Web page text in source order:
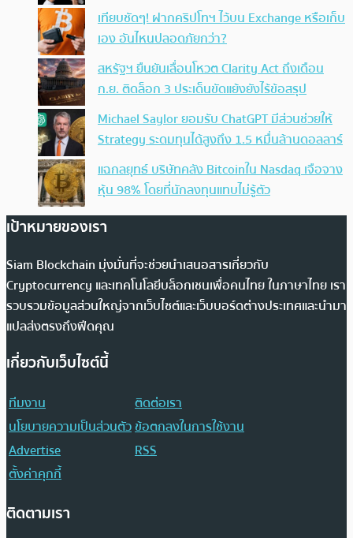
เทียบชัดๆ! ฝากคริปโทฯ ไว้บน Exchange หรือเก็บ
เอง อันไหนปลอดภัยกว่า?
สหรัฐฯ ยืนยันเลื่อนโหวต Clarity Act ถึงเดือน
ก.ย. ติดล็อก 3 ประเด็นขัดแย้งยังไร้ข้อสรุป
Michael Saylor ยอมรับ ChatGPT มีส่วนช่วยให้
Strategy ระดมทุนได้สูงถึง 1.5 หมื่นล้านดอลลาร์
แฉกลยุทธ์ บริษัทคลัง Bitcoinใน Nasdaq เจือจาง
หุ้น 98% โดยที่นักลงทุนแทบไม่รู้ตัว
เป้าหมายของเรา
Siam Blockchain มุ่งมั่นที่จะช่วยนำเสนอสารเกี่ยวกับ
Cryptocurrency และเทคโนโลยีบล็อกเชนเพื่อคนไทย ในภาษาไทย เรา
รวบรวมข้อมูลส่วนใหญ่จากเว็บไซต์และเว็บบอร์ดต่างประเทศและนำมา
แปลส่งตรงถึงฟีดคุณ
เกี่ยวกับเว็บไซต์นี้
ทีมงาน
ติดต่อเรา
นโยบายความเป็นส่วนตัวข้อตกลงในการใช้งาน
Advertise
RSS
ตั้งค่าคุกกี้
ติดตามเรา